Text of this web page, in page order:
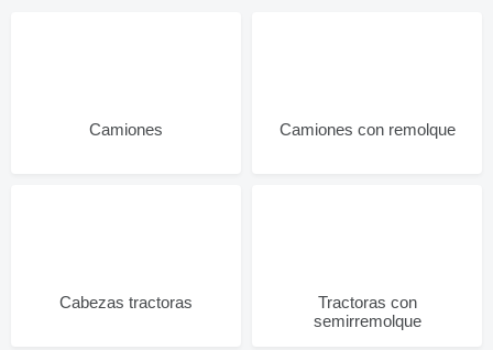
Camiones Camiones con remolque
Cabezas tractoras
Tractoras con
semirremolque